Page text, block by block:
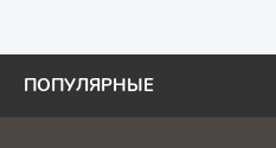
ПОПУЛЯРНЫЕ